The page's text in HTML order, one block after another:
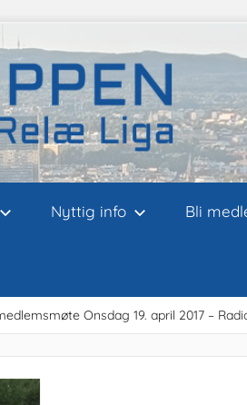
Nyttig info Bli
Onsdag 19. april 2017 –